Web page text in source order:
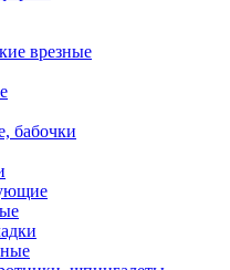
врезные
бабочки